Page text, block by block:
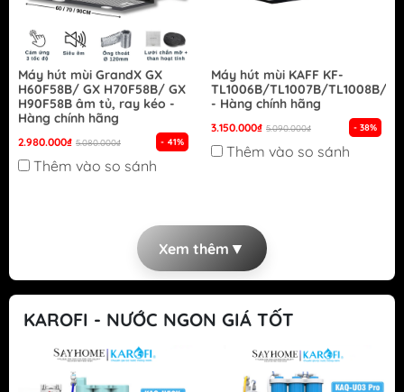
Máy hút mùi GrandX GX
H60F58B/ GX H70F58B/ GX
H90F58B âm tủ, ray kéo -
Hàng chính hãng
2.980.000₫ 5.080.000₫ - 41%
Thêm vào so sánh
Máy hút mùi KAFF KF-
TL1006B/TL1007B/TL1008B/
- Hàng chính hãng
3.150.000₫ 5.090.000₫ - 38%
Thêm vào so sánh
Xem thêm ▼
KAROFI - NƯỚC NGON GIÁ TỐT